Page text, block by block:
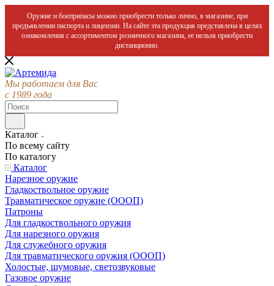
Оружие и боеприпасы можно приобрести только лично, в магазине, при
предъявлении паспорта и лицензии. На сайте эта продукция представлена в целях
ознакомления с ассортиментом розничного магазина, ее нельзя приобрести
дистанционно.
Мы работаем для Вас
с 1989 года
Каталог
По всему сайту
По каталогу
Каталог
Нарезное оружие
Гладкоствольное оружие
Травматическое оружие (ОООП)
Патроны
Для гладкоствольного оружия
Для нарезного оружия
Для служебного оружия
Для травматического оружия (ОООП)
Холостые, шумовые, светозвуковые
Газовое оружие